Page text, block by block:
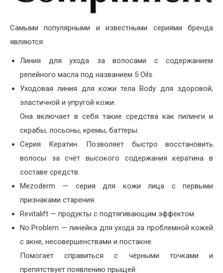
Самыми популярными и известными сериями бренда
являются:
Линия для ухода за волосами с содержанием
репейного масла под названием 5 Oils.
Уходовая линия для кожи тела Body для здоровой,
эластичной и упругой кожи.
Она включает в себя такие средства как пилинги и
скрабы, лосьоны, кремы, баттеры.
Серия Кератин. Позволяет быстро восстановить
волосы за счёт высокого содержания кератина в
составе средств.
Mezoderm — серия для кожи лица с первыми
признаками старения.
Revitalift — продукты с подтягивающим эффектом.
No Problem — линейка для ухода за проблемной кожей
с акне, несовершенствами и постакне.
Помогает справиться с чёрными точками и
препятствует появлению прыщей.